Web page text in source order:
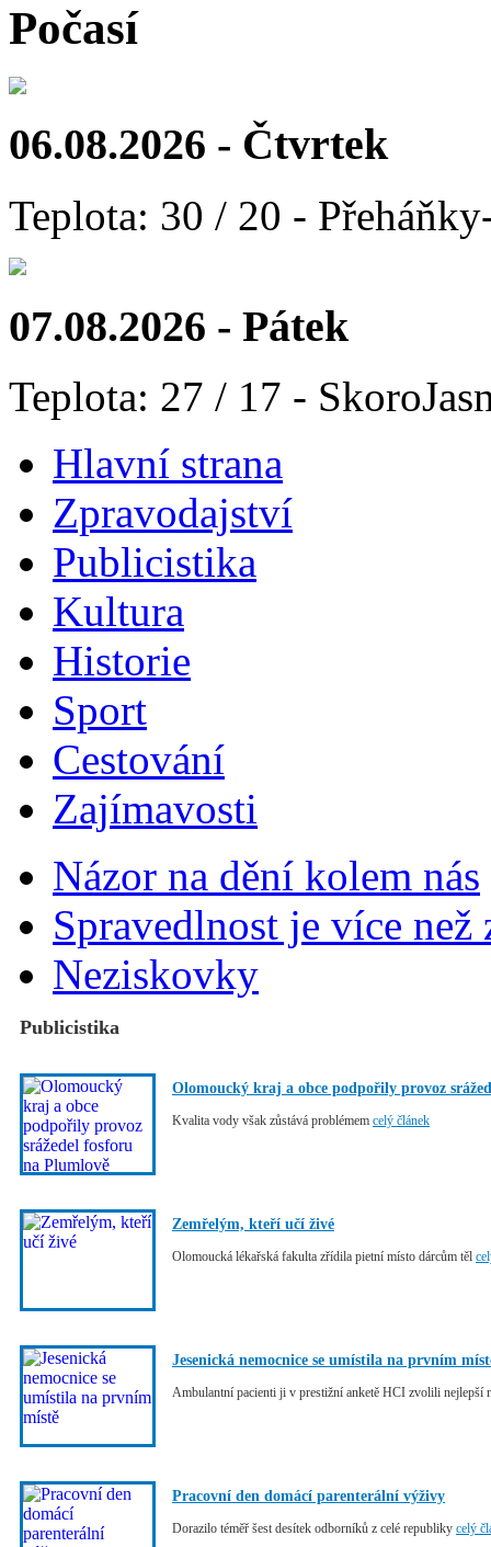
Počasí
06.08.2026 - Čtvrtek
Teplota: 30 / 20 -
07.08.2026 - Pátek
Teplota: 27 / 17 -
Hlavní strana
Zpravodajství
Publicistika
Kultura
Historie
Sport
Cestování
Zajímavosti
Názor na dění kolem nás
Spravedlnost je více než
Neziskovky
Publicistika
Olomoucký kraj a obce podpořily provoz
Kvalita vody však zůstává problémem celý článek
Zemřelým, kteří učí živé
Olomoucká lékařská fakulta zřídila pietní místo dárcům těl
Jesenická nemocnice se umístila na prvním
Ambulantní pacienti ji v prestižní anketě HCI zvolili nejlepší
Pracovní den domácí parenterální výživy
Dorazilo téměř šest desítek odborníků z celé republiky celý